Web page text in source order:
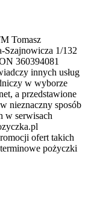
Tomasz
Szajnowicza 1/132
360394081
innych usług
w wyborze
a przedstawione
nieznaczny sposób
w serwisach
ofert takich
pożyczki